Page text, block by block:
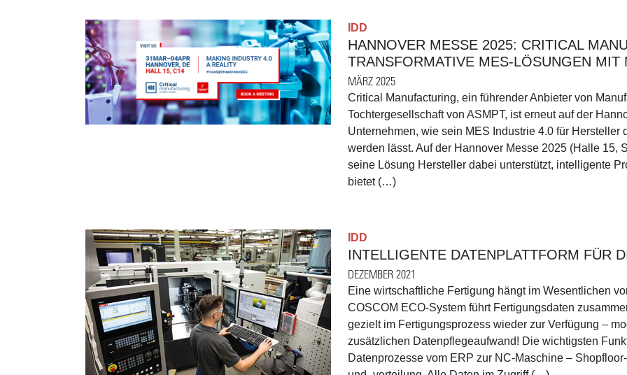
IDD
HANNOVER MESSE 2025: CRITICAL
TRANSFORMATIVE MES-LÖSUNGEN MIT
MÄRZ 2025
Critical Manufacturing, ein führender Anbieter von
Tochtergesellschaft von ASMPT, ist erneut auf der
Unternehmen, wie sein MES Industrie 4.0 für
werden lässt. Auf der Hannover Messe 2025 (Halle 15,
seine Lösung Hersteller dabei unterstützt, intelligente
bietet (…)
IDD
INTELLIGENTE DATENPLATTFORM FÜR
DEZEMBER 2021
Eine wirtschaftliche Fertigung hängt im Wesentlichen
COSCOM ECO-System führt Fertigungsdaten
gezielt im Fertigungsprozess wieder zur Verfügung –
zusätzlichen Datenpflegeaufwand! Die wichtigsten
Datenprozesse vom ERP zur NC-Maschine –